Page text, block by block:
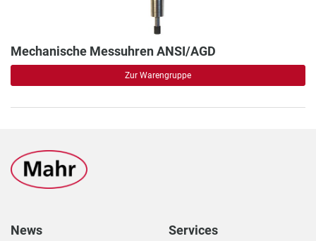
Mechanische Messuhren ANSI/AGD
Zur Warengruppe
News Services